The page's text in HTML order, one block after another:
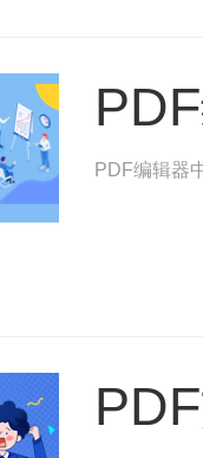
PDF编辑器